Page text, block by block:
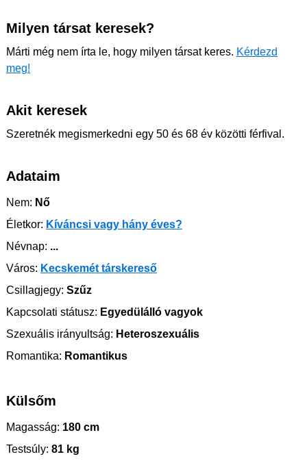
Milyen társat keresek?
Márti még nem írta le, hogy milyen társat keres. Kérdezd
meg!
Akit keresek
Szeretnék megismerkedni egy 50 és 68 év közötti férfival.
Adataim
Nem: Nő
Életkor: Kíváncsi vagy hány éves?
Névnap: ...
Város: Kecskemét társkereső
Csillagjegy: Szűz
Kapcsolati státusz: Egyedülálló vagyok
Szexuális irányultság: Heteroszexuális
Romantika: Romantikus
Külsőm
Magasság: 180 cm
Testsúly: 81 kg